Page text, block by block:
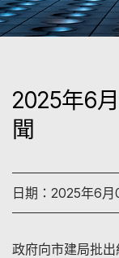
2025年6
聞
日期：2025年6月
政府向市建局批